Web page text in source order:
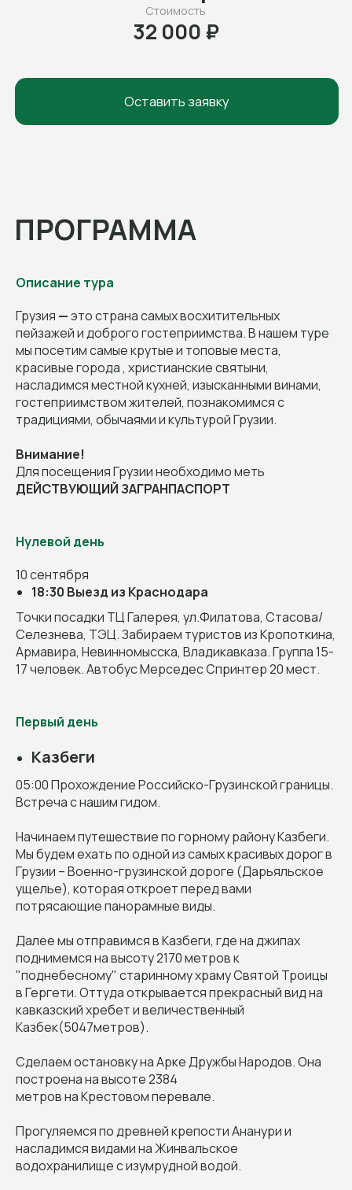
ПРОГРАММА
Описание тура
Грузия —это страна самых восхитительных
пейзажей и доброго гостеприимства. В нашем туре
мы посетим самые крутые и топовые места,
красивые города , христианские святыни,
насладимся местной кухней, изысканными винами,
гостеприимством жителей, познакомимся с
традициями, обычаями и культурой Грузии.
Внимание!
Для посещения Грузии необходимо меть
ДЕЙСТВУЮЩИЙЗАГРАНПАСПОРТ
Нулевой день
10 сентября
18:30 Выезд из Краснодара
Точки посадки ТЦ Галерея, ул.Филатова, Стасова/
Селезнева, ТЭЦ. Забираем туристов из Кропоткина,
Армавира, Невинномысска, Владикавказа. Группа 15-
17 человек. Автобус Мерседес Спринтер 20 мест.
Первый день
Казбеги
05:00 Прохождение Российско-Грузинской границы.
Встреча с нашим гидом.
Начинаем путешествие по горному району Казбеги.
Мы будем ехать по одной из самых красивых дорог в
Грузии – Военно-грузинской дороге (Дарьяльское
ущелье), которая откроет перед вами
потрясающие панорамные виды.
Далее мы отправимся в Казбеги, где на джипах
поднимемся на высоту 2170 метров к
"поднебесному" старинному храму Святой Троицы
в Гергети.Оттуда открывается прекрасный вид на
кавказский хребет и величественный
Казбек(5047метров).
Сделаем остановку на Арке Дружбы Народов. Она
построена на высоте 2384
метров на Крестовом перевале.
Прогуляемся по древней крепости Ананури и
насладимся видами на Жинвальское
водохранилище с изумрудной водой.